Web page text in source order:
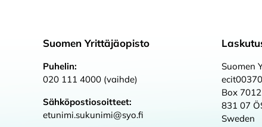
Suomen Yrittäjäopisto
Puhelin:
020 111 4000 (vaihde)
Sähköpostiosoitteet:
etunimi.sukunimi@syo.fi
Suomen
Box 7012
831 07
Sweden